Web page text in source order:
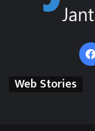
Web Stories